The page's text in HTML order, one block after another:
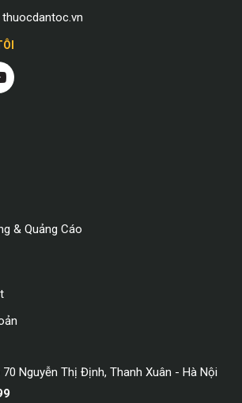
& Quảng Cáo
Nguyễn Thị Định, Thanh Xuân - Hà Nội